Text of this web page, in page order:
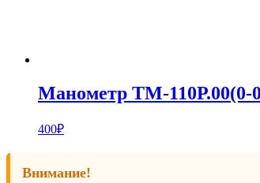
Манометр ТМ-110Р.00(0-
400₽
Внимание!